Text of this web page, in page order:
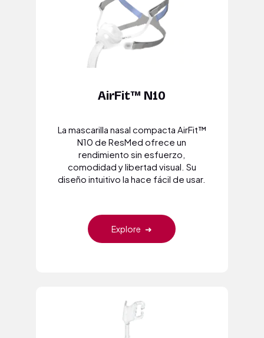
AirFit™ N10
La mascarilla nasal compacta AirFit™
N10 de ResMed ofrece un
rendimiento sin esfuerzo,
comodidad y libertad visual. Su
diseño intuitivo la hace fácil de usar.
Explore ➜